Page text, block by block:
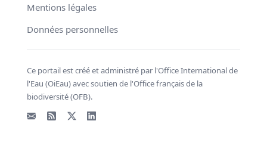
Mentions légales
Données personnelles
Ce portail est créé et administré par l'Office International de
l'Eau (OiEau) avec soutien de l'Office français de la
biodiversité (OFB).